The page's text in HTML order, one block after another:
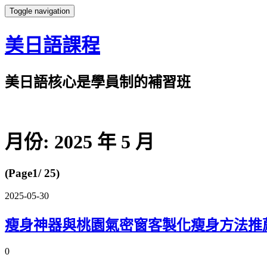
Toggle navigation
美日語課程
美日語核心是學員制的補習班
月份: 2025 年 5 月
(Page1/ 25)
2025-05-30
瘦身神器與桃園氣密窗客製化瘦身方法推
0